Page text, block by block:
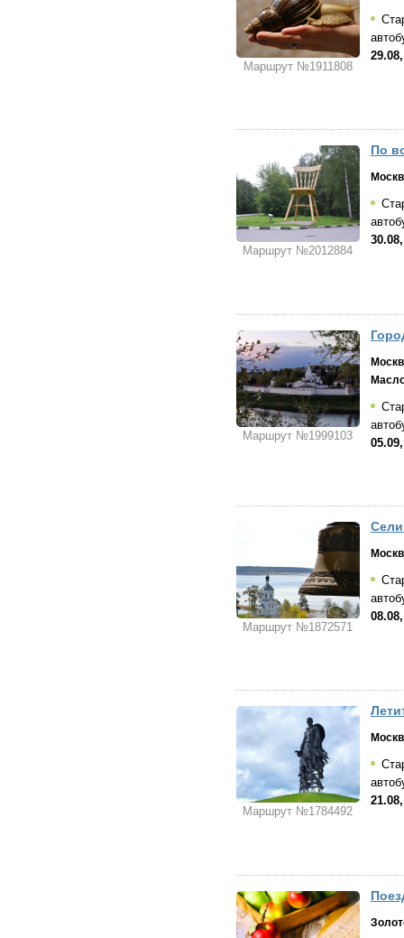
Маршрут №1911808
Маршрут №2012884
По
Маршрут №1999103
Маршрут №1872571
Маршрут №1784492